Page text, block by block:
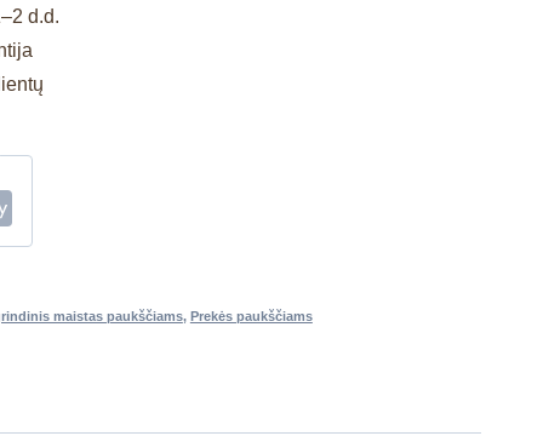
d.d.
maistas paukščiams, Prekės paukščiams